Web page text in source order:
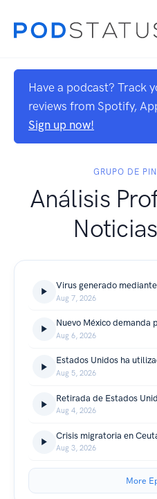
Have a podcast? Track
reviews from Spotify,
Sign up now!
GRUPO DE
Análisis
Aug 7, 2026
Aug 6, 2026
Aug 5, 2026
Aug 4, 2026
Aug 3, 2026
More